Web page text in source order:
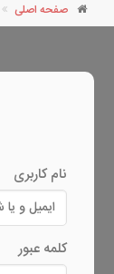
صفحه اصلی
نام کاربری
کلمه عبور